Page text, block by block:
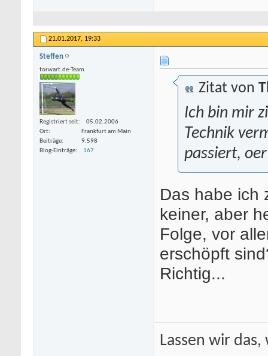
21.01.2017, 19:33
Steffen
torwart.de-Team
Registriert seit
05.02.2006
Ort
Frankfurt am Main
Beiträge
9.598
Blog-Einträge
167
Zitat von
Ich bin mir
Technik
passiert,
Das habe ich
keiner, aber
Folge, vor
erschöpft
Richtig...
Lassen wir